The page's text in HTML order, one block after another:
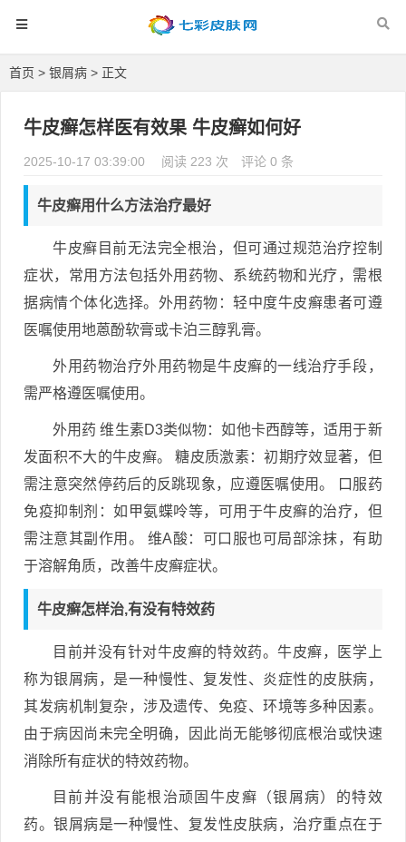
首页 > 银屑病 > 正文
牛皮癣怎样医有效果 牛皮癣如何好
2025-10-17 03:39:00 阅读 223 次 评论 0 条
牛皮癣用什么方法治疗最好
牛皮癣目前无法完全根治，但可通过规范治疗控制
症状，常用方法包括外用药物、系统药物和光疗，需根
据病情个体化选择。外用药物：轻中度牛皮癣患者可遵
医嘱使用地蒽酚软膏或卡泊三醇乳膏。
外用药物治疗外用药物是牛皮癣的一线治疗手段，
需严格遵医嘱使用。
外用药 维生素D3类似物：如他卡西醇等，适用于新
发面积不大的牛皮癣。 糖皮质激素：初期疗效显著，但
需注意突然停药后的反跳现象，应遵医嘱使用。 口服药
免疫抑制剂：如甲氨蝶呤等，可用于牛皮癣的治疗，但
需注意其副作用。 维A酸：可口服也可局部涂抹，有助
于溶解角质，改善牛皮癣症状。
牛皮癣怎样治,有没有特效药
目前并没有针对牛皮癣的特效药。牛皮癣，医学上
称为银屑病，是一种慢性、复发性、炎症性的皮肤病，
其发病机制复杂，涉及遗传、免疫、环境等多种因素。
由于病因尚未完全明确，因此尚无能够彻底根治或快速
消除所有症状的特效药物。
目前并没有能根治顽固牛皮癣（银屑病）的特效
药。银屑病是一种慢性、复发性皮肤病，治疗重点在于